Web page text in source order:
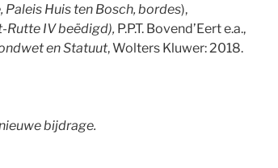
Paleis Huis ten Bosch, bordes),
Rutte IV beëdigd), P.P.T. Bovend’Eert e.a.,
en Statuut, Wolters Kluwer: 2018.
bijdrage.